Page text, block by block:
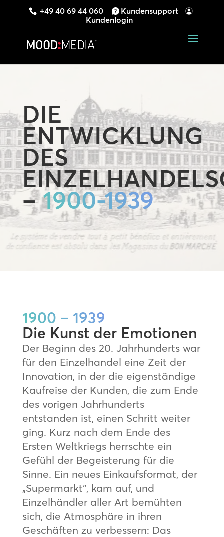
+49 40 69 44 060
Kundensupport
Kundenlogin
DIE
ENTWICKLUNG
DES
–1900-1939
1900 – 1939
Die Kunst der Emotionen
Der Beginn des 20. Jahrhunderts war
für den Einzelhandel eine Zeit der
Innovation, in der die eigenständige
Kaufreise der Kunden, die zum Ende
des vorigen Jahrhunderts
entstanden ist, einen Schritt weiter
ging. Kurz nach dem Ende des
Ersten Weltkriegs herrschte ein
Gefühl der Begeisterung für die
Sinne. Ein neues Einkaufsformat, der
„Supermarkt“, kam auf, und
Einzelhändler aller Art bemühten
sich, die Atmosphäre in ihren
Geschäften zu verbessern: Das